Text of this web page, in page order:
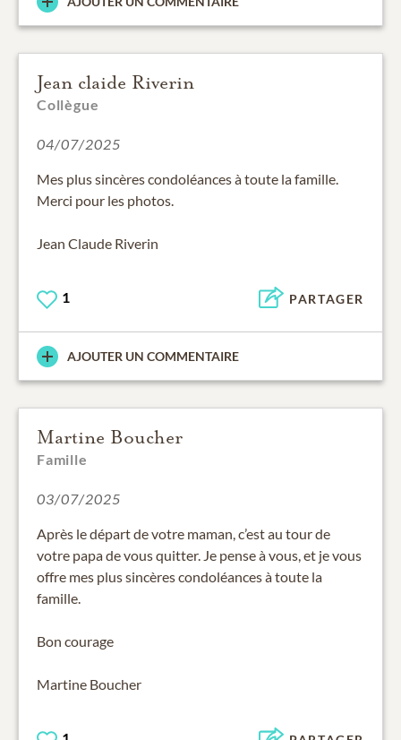
Jean claide Riverin
Collègue
04/07/2025
Mes plus sincères condoléances à toute la famille.
Merci pour les photos.
Jean Claude Riverin
1 PARTAGER
AJOUTER UN COMMENTAIRE
Martine Boucher
Famille
03/07/2025
Après le départ de votre maman, c’est au tour de
votre papa de vous quitter. Je pense à vous, et je vous
offre mes plus sincères condoléances à toute la
famille.
Bon courage
Martine Boucher